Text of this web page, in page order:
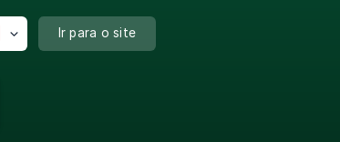
Ir para o site